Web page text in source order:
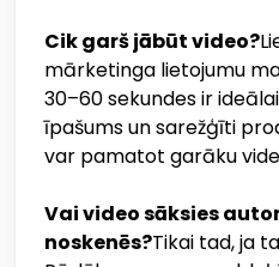
Cik garš jābūt video?
mārketinga lietojumu
30–60 sekundes ir
īpašums un sarežģīti
var pamatot garāku
Vai video sāksies
noskenēs?Tikai tad, ja